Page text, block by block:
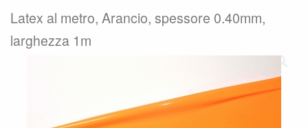
Latex al metro, Arancio, spessore 0.40mm,
larghezza 1m